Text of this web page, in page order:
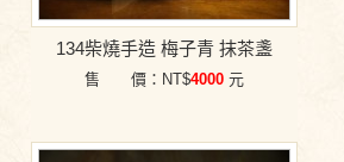
134柴燒手造 梅子青 抹茶盞
售 價：NT$4000 元